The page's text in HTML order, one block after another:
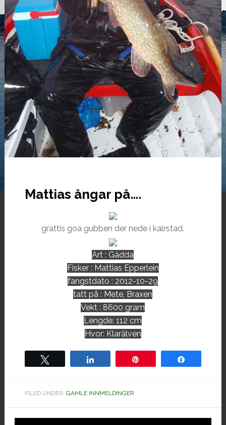
Mattias ångar på….
grattis goa gubben der nede i kalrstad.
Art : Gädda
Fisker : Mattias Epperlein
fangstdato : 2012-10-29
tatt på : Mete, Braxen
Vekt : 8600 gram
Lengde: 112 cm
Hvor: Klarälven
FILED UNDER: GAMLE INNMELDINGER
Hoved